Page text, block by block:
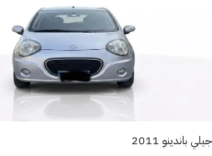
جيلي باندينو 2011